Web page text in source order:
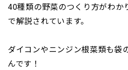
40種類の野菜のつくり方がわか
で解説されています。
ダイコンやニンジン根菜類も袋
んです！